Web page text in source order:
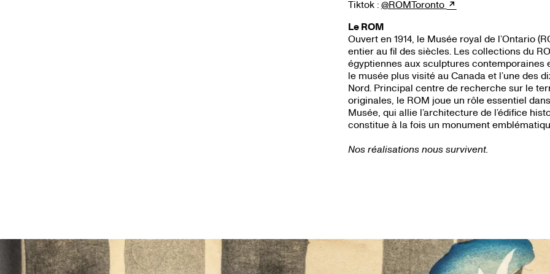
Tiktok : @ROMToronto
Le ROM
Ouvert en 1914, le Musée royal de l’Ontario
entier au fil des siècles. Les collections du
égyptiennes aux sculptures contemporaines
le musée plus visité au Canada et l’une des
Nord. Principal centre de recherche sur le
originales, le ROM joue un rôle essentiel
Musée, qui allie l’architecture de l’édifice
constitue à la fois un monument
Nos réalisations nous survivent.